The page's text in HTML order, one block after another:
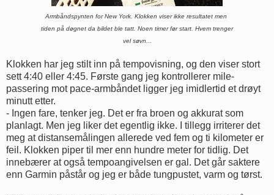
Armbåndspynten for New York. Klokken viser ikke resultatet men
tiden på døgnet da bildet ble tatt. Noen timer før start. Hvem trenger
vel søvn...
Klokken har jeg stilt inn på tempovisning, og den viser stort
sett 4:40 eller 4:45. Første gang jeg kontrollerer mile-
passering mot pace-armbåndet ligger jeg imidlertid et drøyt
minutt etter.
- Ingen fare, tenker jeg. Det er fra broen og akkurat som
planlagt. Men jeg liker det egentlig ikke. I tillegg irriterer det
meg at distansemålingen allerede ved fem og ti kilometer er
feil. Klokken piper til mer enn hundre meter for tidlig. Det
innebærer at også tempoangivelsen er gal. Det går saktere
enn Garmin påstår og jeg er både tungpustet, varm og tørst.